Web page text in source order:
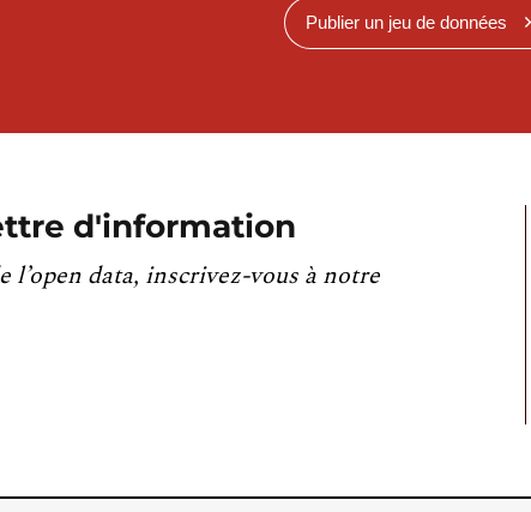
Publier un jeu de données
d'information
l’open data, inscrivez-vous à notre